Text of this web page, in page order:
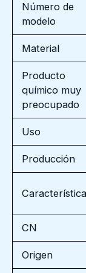
Número de
modelo
Material
Producto
químico muy
preocupado
Uso
Producción
Característica
CN
Origen